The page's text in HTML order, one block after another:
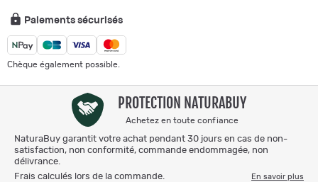
Paiements sécurisés
Chèque également possible.
PROTECTION NATURABUY
Achetez en toute confiance
NaturaBuy garantit votre achat pendant 30 jours en cas de non-
satisfaction, non conformité, commande endommagée, non
délivrance.
Frais calculés lors de la commande.
En savoir plus